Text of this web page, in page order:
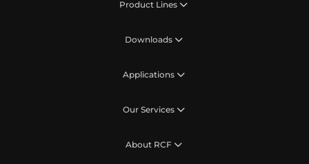
Product Lines
Downloads
Applications
Our Services
About RCF